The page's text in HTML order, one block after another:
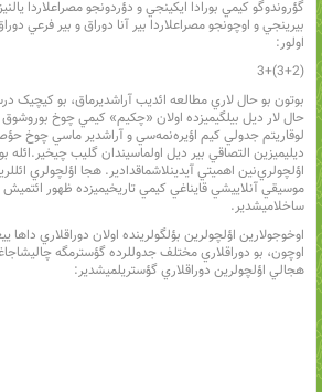
گؤروندوگو کيمي بورادا ايکينجي و دؤردونجو مصراعلاردا
بيرينجي و اوچونجو مصراعلاردا بير آنا دوراق و بير فرعي
اولور:
(3+2)+3
بوتون بو حال لاري مطالعه ائديب آراشديرماق، بو کيچيک
حال لار ديل بيلگيميزده اولان «چکيم» کيمي چوخ بوروشوق
لوقاريتم جدولي کيم اؤيره‌نمه‌سي و آراشدير ماسي چوخ
ديليميزين التصاقي بير ديل اولماسيندان گليب چيخير.ائله
اؤلچولري‌نين اهميتي آيدينلاشماقدادير. هجا اؤلچولري
موسيقي آنلاييشي قايناغي کيمي تاريخيميزده ظهور ائتميش
ساخلاميشدير.
اوخوجولارين اؤلچولرين بؤلگولرينده اولان دوراقلاري
اوچون، بو دوراقلاري مختلف جدوللرده گؤسترمگه
هجالي اؤلچولرين دوراقلاري گؤستريلميشدير: